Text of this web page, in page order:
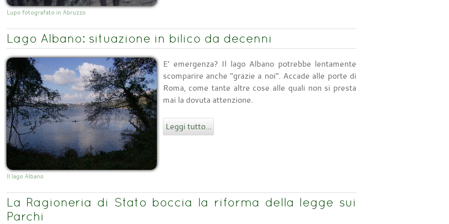
Lupo fotografato in Abruzzo
Lago Albano: situazione in bilico da decenni
Il lago Albano
E’ emergenza? Il lago Albano potrebbe lentamente
scomparire anche “grazie a noi”. Accade alle porte di
Roma, come tante altre cose alle quali non si presta
mai la dovuta attenzione.
Leggi tutto...
La Ragioneria di Stato boccia la riforma della legge sui
Parchi